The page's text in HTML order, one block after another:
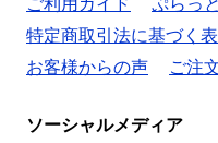
特定商取引法に基づく
お客様からの声
ご注
ソーシャルメディア